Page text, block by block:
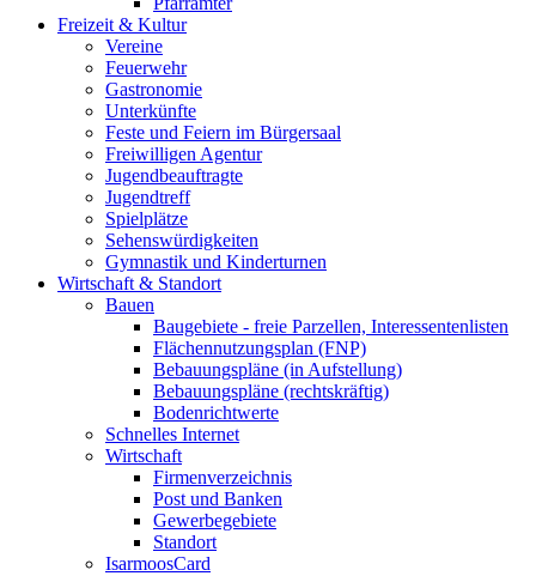
Freizeit & Kultur
Vereine
Feuerwehr
Gastronomie
Unterkünfte
Feste und Feiern im Bürgersaal
Freiwilligen Agentur
Jugendbeauftragte
Jugendtreff
Spielplätze
Sehenswürdigkeiten
Gymnastik und Kinderturnen
Wirtschaft & Standort
Bauen
Baugebiete - freie Parzellen, Interessentenlisten
Flächennutzungsplan (FNP)
Bebauungspläne (in Aufstellung)
Bebauungspläne (rechtskräftig)
Bodenrichtwerte
Schnelles Internet
Wirtschaft
Firmenverzeichnis
Post und Banken
Gewerbegebiete
Standort
IsarmoosCard